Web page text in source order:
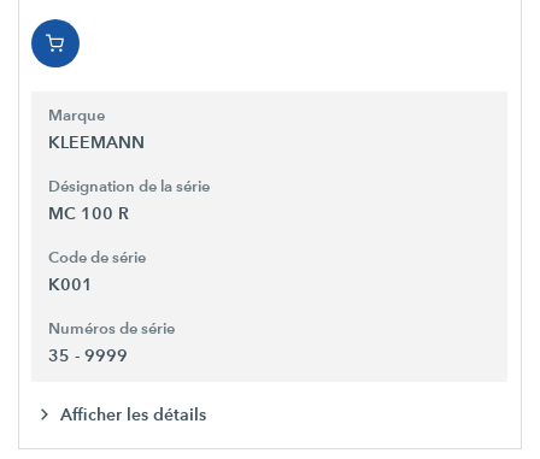
Marque
KLEEMANN
Désignation de la série
MC 100 R
Code de série
K001
Numéros de série
35 - 9999
Afficher les détails